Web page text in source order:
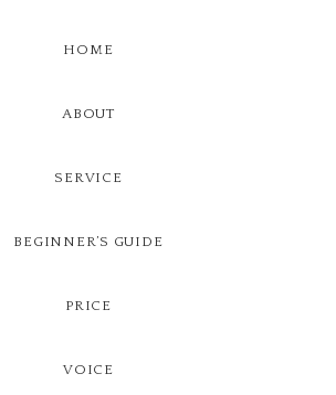
HOME
ABOUT
SERVICE
BEGINNER’S GUIDE
PRICE
VOICE